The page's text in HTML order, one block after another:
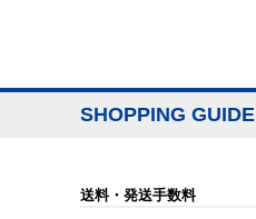
SHOPPING GUIDE
送料・発送手数料